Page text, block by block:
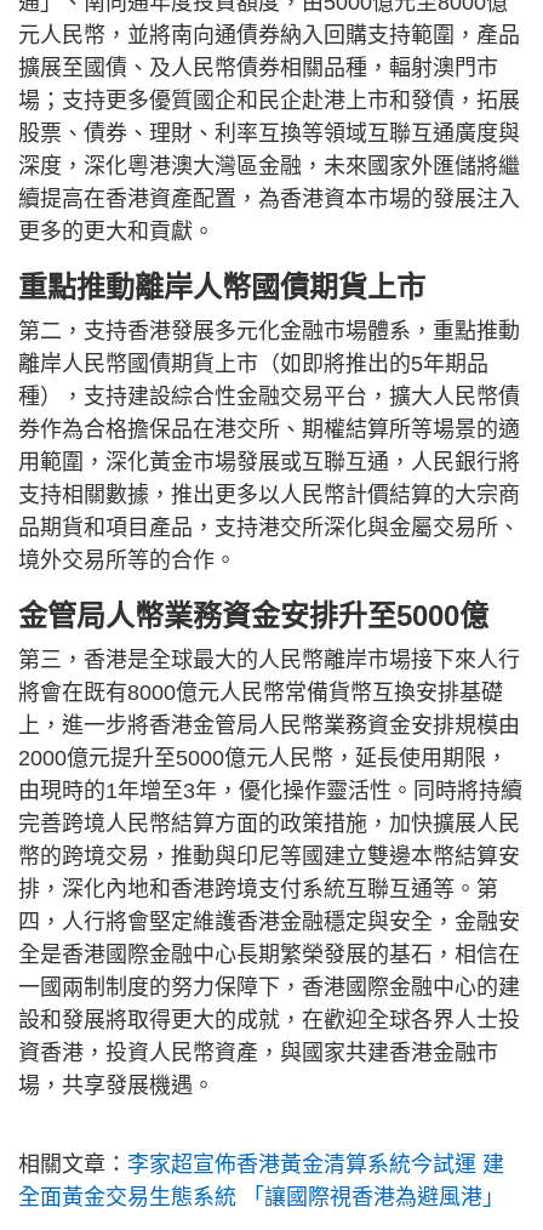
元人民幣，並將南向通債券納入回購支持範圍，產品
擴展至國債、及人民幣債券相關品種，輻射澳門市
場；支持更多優質國企和民企赴港上市和發債，拓展
股票、債券、理財、利率互換等領域互聯互通廣度與
深度，深化粵港澳大灣區金融，未來國家外匯儲將繼
續提高在香港資產配置，為香港資本市場的發展注入
更多的更大和貢獻。
重點推動離岸人幣國債期貨上市
第二，支持香港發展多元化金融市場體系，重點推動
離岸人民幣國債期貨上市（如即將推出的5年期品
種），支持建設綜合性金融交易平台，擴大人民幣債
券作為合格擔保品在港交所、期權結算所等場景的適
用範圍，深化黃金市場發展或互聯互通，人民銀行將
支持相關數據，推出更多以人民幣計價結算的大宗商
品期貨和項目產品，支持港交所深化與金屬交易所、
境外交易所等的合作。
金管局人幣業務資金安排升至5000億
第三，香港是全球最大的人民幣離岸市場接下來人行
將會在既有8000億元人民幣常備貨幣互換安排基礎
上，進一步將香港金管局人民幣業務資金安排規模由
2000億元提升至5000億元人民幣，延長使用期限，
由現時的1年增至3年，優化操作靈活性。同時將持續
完善跨境人民幣結算方面的政策措施，加快擴展人民
幣的跨境交易，推動與印尼等國建立雙邊本幣結算安
排，深化內地和香港跨境支付系統互聯互通等。第
四，人行將會堅定維護香港金融穩定與安全，金融安
全是香港國際金融中心長期繁榮發展的基石，相信在
一國兩制制度的努力保障下，香港國際金融中心的建
設和發展將取得更大的成就，在歡迎全球各界人士投
資香港，投資人民幣資產，與國家共建香港金融市
場，共享發展機遇。
相關文章： 李家超宣佈香港黃金清算系統今試運 建
全面黃金交易生態系統 「讓國際視香港為避風港」